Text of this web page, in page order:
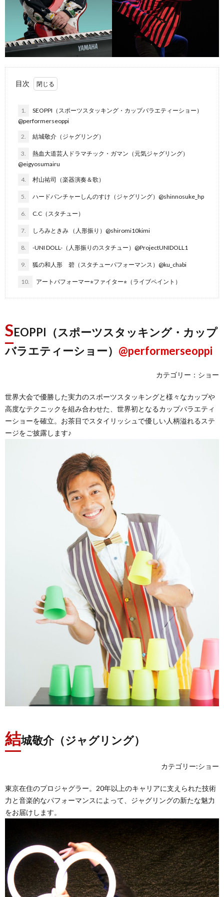
目次
1.
SEOPPI（スポーツスタッキング・カップバラエティーショー）
@performerseoppi
2. 結城敬介（ジャグリング）
3.
熱血大道芸人ドラマチック・ガマン（元気ジャグリング）
@eigyosumairu
4. 村山祐司（楽器演奏＆歌）
5. ハードパンチャーしんのすけ（ジャグリング）@shinnosuke_hp
6. C.C（スタチュー）
7. しろみときみ （人形振り）@shiromi10kimi
8. -UNI DOLL-（人形振りのスタチュー）@ProjectUNIDOLL1
9. 狐の和人形 碧（スタチューパフォーマンス）@ku_chabi
10. アートパフォーマー⭐︎ファイター⭐︎（ライブペイント）
SEOPPI（スポーツスタッキング・カップ
バラエティーショー） @performerseoppi
カテゴリー：ショー
世界大会で優勝した実力のスポーツスタッキングと様々なカップや
高度なテクニックを組み合わせた、世界初となるカップバラエティ
ーショーを確立。お茶目でスタイリッシュで優しい人柄溢れるステ
ージをご披露します♪
結城敬介（ジャグリング）
カテゴリー:ショー
東京在住のプロジャグラー。20年以上のキャリアに支えられた技術
力と音楽的なパフォーマンスによって、ジャグリングの新たな魅力
をお届けします。